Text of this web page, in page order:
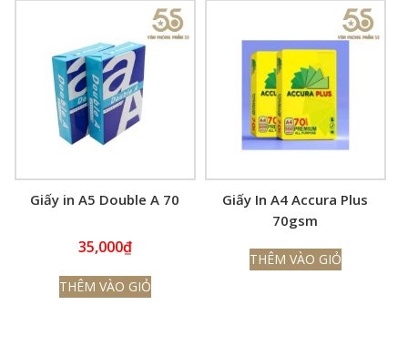
Giấy in A5 Double A 70
35,000₫
THÊM VÀO GIỎ
Giấy In A4 Accura Plus
70gsm
THÊM VÀO GIỎ